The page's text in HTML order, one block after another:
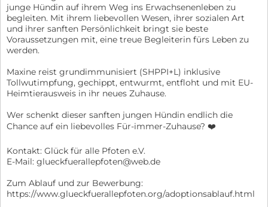
junge Hündin auf ihrem Weg ins Erwachsenenleben zu
begleiten. Mit ihrem liebevollen Wesen, ihrer sozialen Art
und ihrer sanften Persönlichkeit bringt sie beste
Voraussetzungen mit, eine treue Begleiterin fürs Leben zu
werden.
Maxine reist grundimmunisiert (SHPPI+L) inklusive
Tollwutimpfung, gechippt, entwurmt, entfloht und mit EU-
Heimtierausweis in ihr neues Zuhause.
Wer schenkt dieser sanften jungen Hündin endlich die
Chance auf ein liebevolles Für-immer-Zuhause? ❤️
Kontakt: Glück für alle Pfoten e.V.
E-Mail: glueckfuerallepfoten@web.de
Zum Ablauf und zur Bewerbung:
https://www.glueckfuerallepfoten.org/adoptionsablauf.html